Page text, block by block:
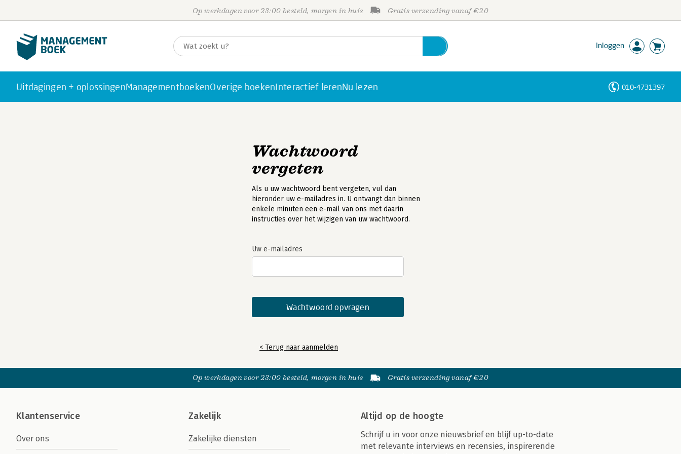
Op werkdagen voor 23:00 besteld, morgen in huis Gratis verzending vanaf €20
Inloggen
Uitdagingen + oplossingenManagementboekenOverige boekenInteractief lerenNu lezen 010-4731397
Wachtwoord
vergeten
Als u uw wachtwoord bent vergeten, vul dan
hieronder uw e-mailadres in. U ontvangt dan binnen
enkele minuten een e-mail van ons met daarin
instructies over het wijzigen van uw wachtwoord.
Uw e-mailadres
< Terug naar aanmelden
Op werkdagen voor 23:00 besteld, morgen in huis Gratis verzending vanaf €20
Klantenservice
Over ons
Zakelijk
Zakelijke diensten
Altijd op de hoogte
Schrijf u in voor onze nieuwsbrief en blijf up-to-date
met relevante interviews en recensies, inspirerende
Personen